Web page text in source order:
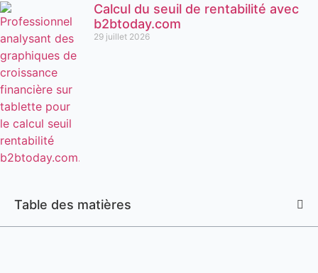
Calcul du seuil de rentabilité avec
b2btoday.com
29 juillet 2026
Table des matières